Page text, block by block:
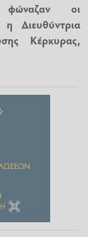
φώναζαν οι
Διευθύντρια
Κέρκυρας,